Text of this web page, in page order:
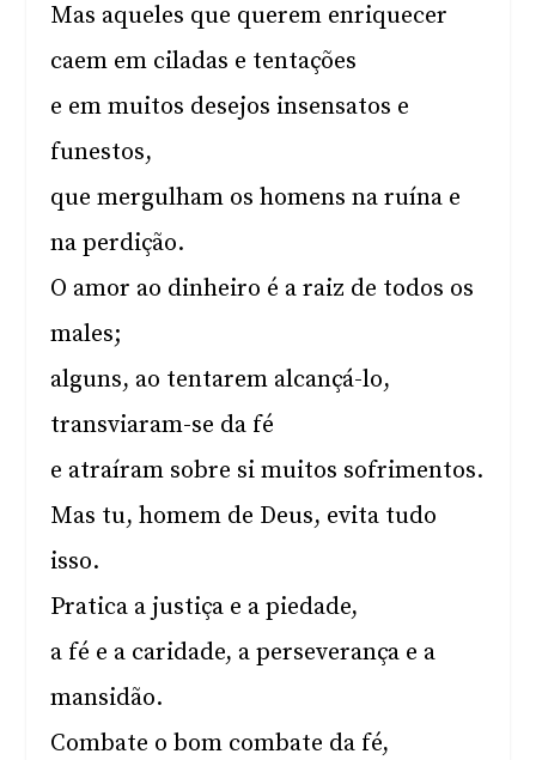
Mas aqueles que querem enriquecer
caem em ciladas e tentações
e em muitos desejos insensatos e
funestos,
que mergulham os homens na ruína e
na perdição.
O amor ao dinheiro é a raiz de todos os
males;
alguns, ao tentarem alcançá-lo,
transviaram-se da fé
e atraíram sobre si muitos sofrimentos.
Mas tu, homem de Deus, evita tudo
isso.
Pratica a justiça e a piedade,
a fé e a caridade, a perseverança e a
mansidão.
Combate o bom combate da fé,